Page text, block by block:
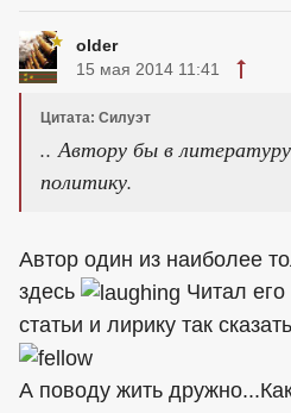
older
15 мая 2014 11:41
Цитата: Силуэт
.. Автору бы в
политику.
Автор один из наиболее
здесь
Читал
статьи и лирику так
А поводу жить